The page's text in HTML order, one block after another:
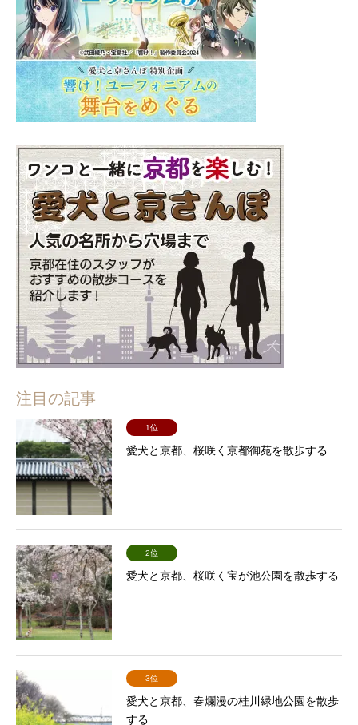
注目の記事
1位
愛犬と京都、桜咲く京都御苑を散歩する
2位
愛犬と京都、桜咲く宝が池公園を散歩する
3位
愛犬と京都、春爛漫の桂川緑地公園を散歩
する